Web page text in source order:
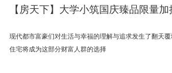
【房天下】大学小筑国庆臻品限量
现代都市富豪们对生活与幸福的理解与追求发生了翻天
住宅将成为这部分财富人群的选择